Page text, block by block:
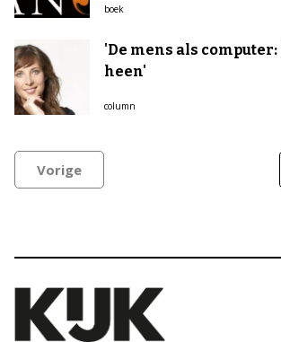
boek
'De mens als
heen'
column
Vorige